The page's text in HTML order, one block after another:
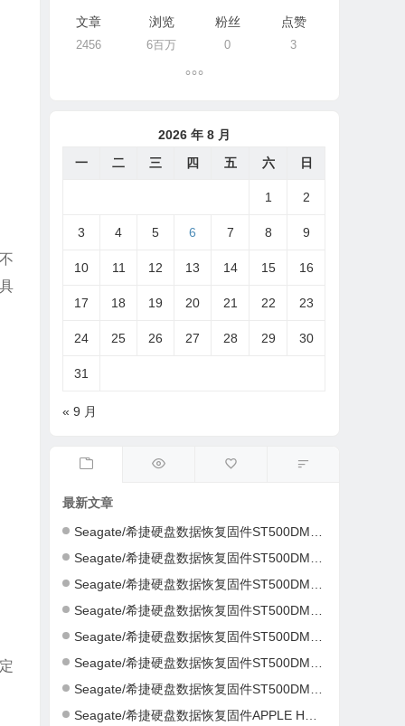
文章
2456
浏览
6百万
粉丝
0
点赞
3
2026 年 8 月
一
二 三 四 五 六 日
1 2
3 4 5 6 7 8 9
10 11 12 13 14 15 16
17 18 19 20 21 22 23
24 25 26 27 28 29 30
31
« 9 月
最新文章
Seagate/希捷硬盘数据恢复固件ST500DM002-1ER14C-CC46-S4Y4K583-PC3000全套
Seagate/希捷硬盘数据恢复固件ST500DM002-1ER14C-CC43-Z4Y16NC5-PC3000全套
Seagate/希捷硬盘数据恢复固件ST500DM002-1CH14C-CC49-Z1DA7L6D-PC3000全套
Seagate/希捷硬盘数据恢复固件ST500DM002-1CH14C-CC49-Z1DA7L6D-PC3000全套
Seagate/希捷硬盘数据恢复固件ST500DM002-1CH14C-CC49-S1DHMP2Y-PC3000全套
Seagate/希捷硬盘数据恢复固件ST500DM002-1CH14C-CC47-W1D1W19H-PC3000全套
Seagate/希捷硬盘数据恢复固件ST500DM002-1CH14C-CC46-Z1D9B2G6-PC3000全套
Seagate/希捷硬盘数据恢复固件APPLE HDD ST2000DM001-AQ03-W8E01Z5H-PC3000全套